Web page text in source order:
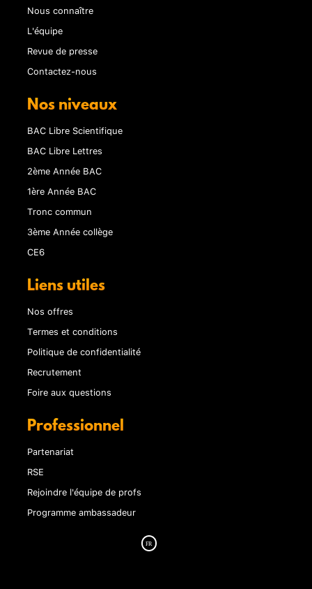
Nous connaître
L'équipe
Revue de presse
Contactez-nous
Nos niveaux
BAC Libre Scientifique
BAC Libre Lettres
2ème Année BAC
1ère Année BAC
Tronc commun
3ème Année collège
CE6
Liens utiles
Nos offres
Termes et conditions
Politique de confidentialité
Recrutement
Foire aux questions
Professionnel
Partenariat
RSE
Rejoindre l'équipe de profs
Programme ambassadeur